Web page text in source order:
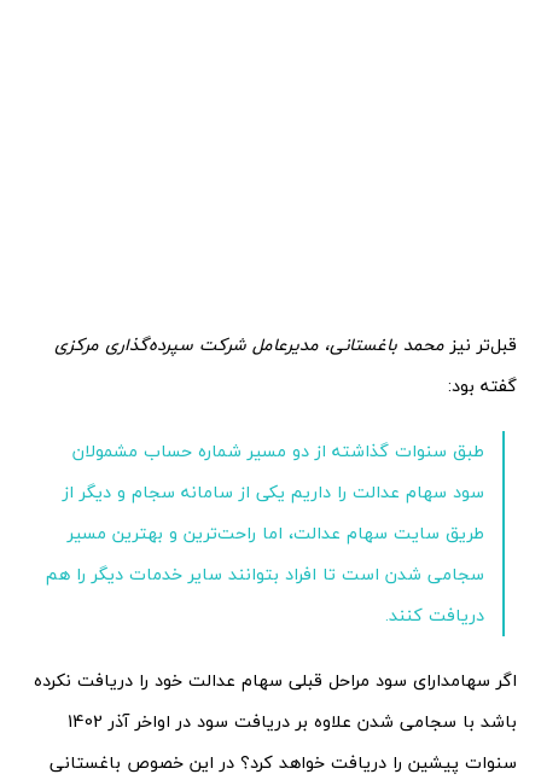
قبل‌تر نیزمحمد باغستانی، مدیرعامل شرکت سپرده‌گذاری مرکزی
گفته بود:
طبق سنوات گذاشته از دو مسیر شماره حساب مشمولان
سود سهام عدالت را داریم یکی از سامانه سجام و دیگر از
طریق سایت سهام عدالت، اما راحت‌ترین و بهترین مسیر
سجامی شدن است تا افراد بتوانند سایر خدمات دیگر را هم
دریافت کنند.
اگر سهامدارای سود مراحل قبلی سهام عدالت خود را دریافت نکرده
باشد با سجامی شدن علاوه بر دریافت سود در اواخر آذر 1402
سنوات پیشین را دریافت خواهد کرد؟ در این خصوص باغستانی